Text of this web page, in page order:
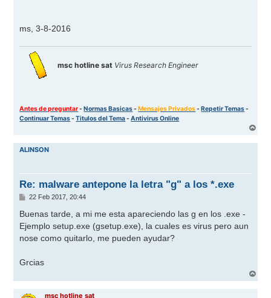
ms, 3-8-2016
msc hotline sat Virus Research Engineer
Antes de preguntar-Normas Basicas-Mensajes Privados-Repetir Temas-
Continuar Temas-Titulos del Tema-Antivirus Online
r
ALINSON
Re: malware antepone la letra "g" a los *.exe
M
n
a
j
e
22 Feb 2017, 20:44
Buenas tarde, a mi me esta apareciendo las g en los .exe -
Ejemplo setup.exe (gsetup.exe), la cuales es virus pero aun
nose como quitarlo, me pueden ayudar?
Grcias
r
msc hotline sat